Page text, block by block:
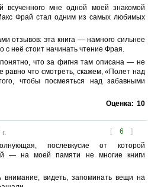
всученного мне одной моей знакомой
Фрай стал одним из самых любимых
отзывов: эта книга — намного сильнее
с неё стоит начинать чтение Фрая.
что за фигня там описана — не
равно что смотреть, скажем, «Полет над
чтобы посмеяться над забавными
Оценка: 10
[ 6 ]
послевкусие от которой
— на моей памяти не многие книги
внимание, видеть, запоминать вещи на